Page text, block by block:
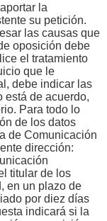
la
su petición.
las causas que
oposición debe
el tratamiento
que le
debe indicar las
está de acuerdo,
Para todo lo
de los datos
de Comunicación
dirección:
titular de los
en un plazo de
por diez días
indicará si la